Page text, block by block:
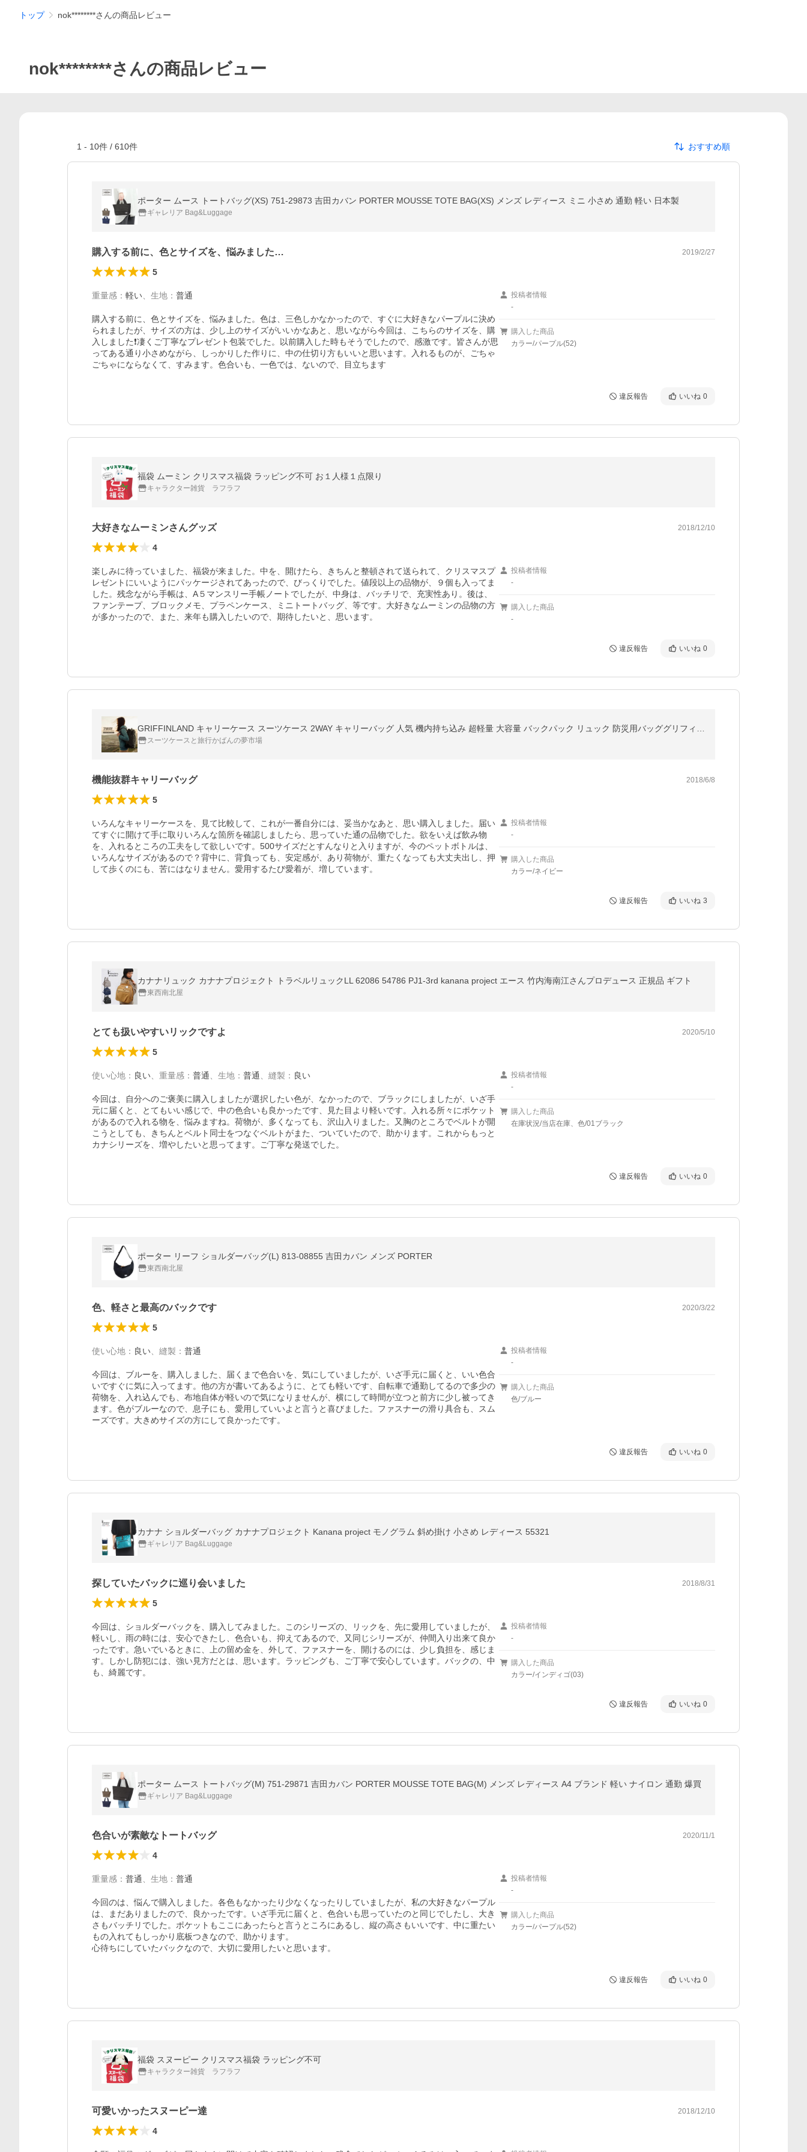
トップ nok********さんの商品レビュー
nok********さんの商品レビュー
1 - 10件 / 610件 おすすめ順
ポーター ムース トートバッグ(XS) 751-29873 吉田カバン PORTER MOUSSE TOTE BAG(XS) メンズ レディース ミニ 小さめ 通勤 軽い 日本製
ギャレリア Bag&Luggage
購入する前に、色とサイズを、悩みました… 2019/2/27
5
重量感 ： 軽い 生地 ： 普通
購入する前に、色とサイズを、悩みました。色は、三色しかなかったので、すぐに大好きなパープルに決め
られましたが、サイズの方は、少し上のサイズがいいかなあと、思いながら今回は、こちらのサイズを、購
入しました❗凄くご丁寧なプレゼント包装でした。以前購入した時もそうでしたので、感激です。皆さんが思
ってある通り小さめながら、しっかりした作りに、中の仕切り方もいいと思います。入れるものが、ごちゃ
ごちゃにならなくて、すみます。色合いも、一色では、ないので、目立ちます
投稿者情報
-
購入した商品
カラー/パープル(52)
違反報告 いいね 0
福袋 ムーミン クリスマス福袋 ラッピング不可 お１人様１点限り
キャラクター雑貨 ラフラフ
大好きなムーミンさんグッズ 2018/12/10
4
楽しみに待っていました、福袋が来ました。中を、開けたら、きちんと整頓されて送られて、クリスマスプ
レゼントにいいようにパッケージされてあったので、びっくりでした。値段以上の品物が、９個も入ってま
した。残念ながら手帳は、A５マンスリー手帳ノートでしたが、中身は、バッチリで、充実性あり。後は、
ファンテープ、ブロックメモ、プラペンケース、ミニトートバッグ、等です。大好きなムーミンの品物の方
が多かったので、また、来年も購入したいので、期待したいと、思います。
投稿者情報
-
購入した商品
-
違反報告 いいね 0
スーツケースと旅行かばんの夢市場
機能抜群キャリーバッグ 2018/6/8
5
いろんなキャリーケースを、見て比較して、これが一番自分には、妥当かなあと、思い購入しました。届い
てすぐに開けて手に取りいろんな箇所を確認しましたら、思っていた通の品物でした。欲をいえば飲み物
を、入れるところの工夫をして欲しいです。500サイズだとすんなりと入りますが、今のペットボトルは、
いろんなサイズがあるので？背中に、背負っても、安定感が、あり荷物が、重たくなっても大丈夫出し、押
して歩くのにも、苦にはなりません。愛用するたび愛着が、増しています。
投稿者情報
-
購入した商品
カラー/ネイビー
違反報告 いいね 3
カナナリュック カナナプロジェクト トラベルリュックLL 62086 54786 PJ1-3rd kanana project エース 竹内海南江さんプロデュース 正規品 ギフト
東西南北屋
とても扱いやすいリックですよ 2020/5/10
5
使い心地 ： 良い 重量感 ： 普通 生地 ： 普通 縫製 ： 良い
今回は、自分へのご褒美に購入しましたが選択したい色が、なかったので、ブラックにしましたが、いざ手
元に届くと、とてもいい感じで、中の色合いも良かったです、見た目より軽いです。入れる所々にポケット
があるので入れる物を、悩みますね。荷物が、多くなっても、沢山入りました。又胸のところでベルトが開
こうとしても、きちんとベルト同士をつなぐベルトがまた、ついていたので、助かります。これからもっと
カナシリーズを、増やしたいと思ってます。ご丁寧な発送でした。
投稿者情報
-
購入した商品
在庫状況/当店在庫、色/01ブラック
違反報告 いいね 0
ポーター リーフ ショルダーバッグ(L) 813-08855 吉田カバン メンズ PORTER
東西南北屋
色、軽さと最高のバックです 2020/3/22
5
使い心地 ： 良い 縫製 ： 普通
今回は、ブルーを、購入しました、届くまで色合いを、気にしていましたが、いざ手元に届くと、いい色合
いですぐに気に入ってます。他の方が書いてあるように、とても軽いです、自転車で通勤してるので多少の
荷物を、入れ込んでも、布地自体が軽いので気になりませんが、横にして時間が立つと前方に少し被ってき
ます。色がブルーなので、息子にも、愛用していいよと言うと喜びました。ファスナーの滑り具合も、スム
ーズです。大きめサイズの方にして良かったです。
投稿者情報
-
購入した商品
色/ブルー
違反報告 いいね 0
カナナ ショルダーバッグ カナナプロジェクト Kanana project モノグラム 斜め掛け 小さめ レディース 55321
ギャレリア Bag&Luggage
探していたバックに巡り会いました 2018/8/31
5
今回は、ショルダーバックを、購入してみました。このシリーズの、リックを、先に愛用していましたが、
軽いし、雨の時には、安心できたし、色合いも、抑えてあるので、又同じシリーズが、仲間入り出来て良か
ったです。急いでいるときに、上の留め金を、外して、ファスナーを、開けるのには、少し負担を、感じま
す。しかし防犯には、強い見方だとは、思います。ラッピングも、ご丁寧で安心しています。バックの、中
も、綺麗です。
投稿者情報
-
購入した商品
カラー/インディゴ(03)
違反報告 いいね 0
ポーター ムース トートバッグ(M) 751-29871 吉田カバン PORTER MOUSSE TOTE BAG(M) メンズ レディース A4 ブランド 軽い ナイロン 通勤 爆買
ギャレリア Bag&Luggage
色合いが素敵なトートバッグ 2020/11/1
4
重量感 ： 普通 生地 ： 普通
今回のは、悩んで購入しました。各色もなかったり少なくなったりしていましたが、私の大好きなパープル
は、まだありましたので、良かったです。いざ手元に届くと、色合いも思っていたのと同じでしたし、大き
さもバッチリでした。ポケットもここにあったらと言うところにあるし、縦の高さもいいです、中に重たい
もの入れてもしっかり底板つきなので、助かります。
心待ちにしていたバックなので、大切に愛用したいと思います。
投稿者情報
-
購入した商品
カラー/パープル(52)
違反報告 いいね 0
福袋 スヌーピー クリスマス福袋 ラッピング不可
キャラクター雑貨 ラフラフ
可愛いかったスヌーピー達 2018/12/10
4